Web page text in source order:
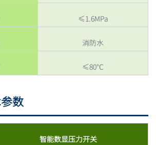
≤1.6MPa
消防水
≤80℃
数
智能数显压力开关